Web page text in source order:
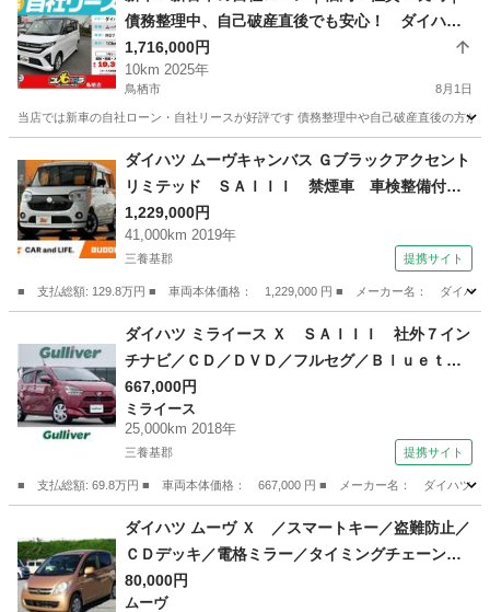
債務整理中、自己破産直後でも安心！ ダイハ
ツ ムーブ R07年式
1,716,000円
10km 2025年
鳥栖市 8月1日
当店では新車の自社ローン・自社リースが好評です 債務整理中や自己破産直後の方
ダイハツ 車両
ダイハツ ムーヴキャンバス Ｇブラックアクセント
リミテッド ＳＡＩＩＩ 禁煙車 車検整備付
スマートアシスト 両電スラ ３６０度カメラ
ナビ／フルセグＴＶ／ＢＴ ＬＥＤヘッド オー
トライト スマートキー×２ Ｐスタ ドラレコ前
後 シートリフター チルトステア マット （車
検整備付）
1,229,000円
41,000km 2019年
三養基郡 提携サイト
■ 支払総額: 129.8万円 ■ 車両本体価格： 1,229,000 円 ■ メーカー名： ダイハ
ダイハツ
ダイハツ ミライース Ｘ ＳＡＩＩＩ 社外７イン
チナビ／ＣＤ／ＤＶＤ／フルセグ／Ｂｌｕｅｔｏ
ｏｔｈ／バックカメラ／スマートアシストＩＩＩ
／アイドリングストップ／ＬＥＤヘッドライト／
ヘッドライトリベライザー／前後コーナーセンサ
667,000円
ミライース
25,000km 2018年
三養基郡 提携サイト
■ 支払総額: 69.8万円 ■ 車両本体価格： 667,000 円 ■ メーカー名： ダイハツ ■
ミライース
ダイハツ ムーヴ Ｘ ／スマートキー／盗難防止／
ＣＤデッキ／電格ミラー／タイミングチェーン
（検10.1）
80,000円
ムーヴ